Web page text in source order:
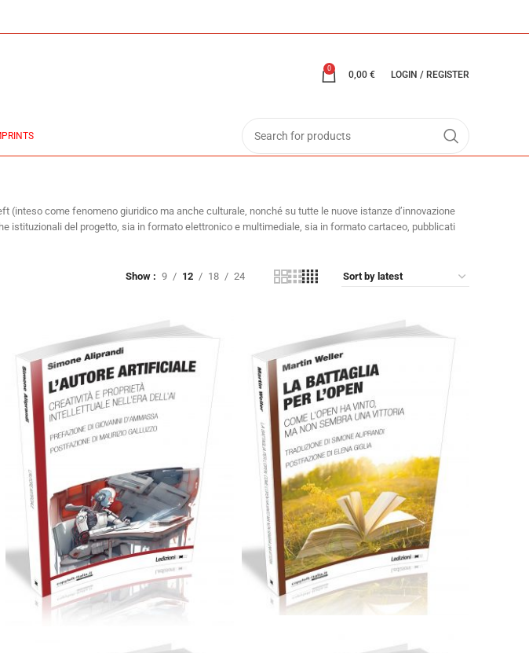
0
0,00 € LOGIN / REGISTER
come fenomeno giuridico ma anche culturale, nonché su tutte le nuove istanze d’innovazione
istituzionali del progetto, sia in formato elettronico e multimediale, sia in formato cartaceo, pubblicati
Show 9 12 18 24
eBook in ePub
8,99€ 18,00€
Select options
CartaceoeBook in PDF
0,00€ 18,00 €
Select options